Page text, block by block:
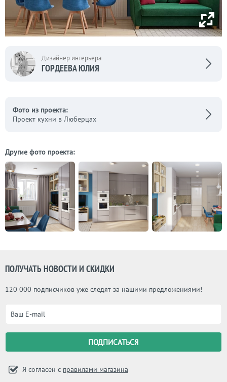
Дизайнер интерьера
ГОРДЕЕВА ЮЛИЯ
Фото из проекта:
Проект кухни в Люберцах
Другие фото проекта:
ПОЛУЧАТЬ НОВОСТИ И СКИДКИ
120 000 подписчиков уже следят за нашими предложениями!
Я согласен с правилами магазина